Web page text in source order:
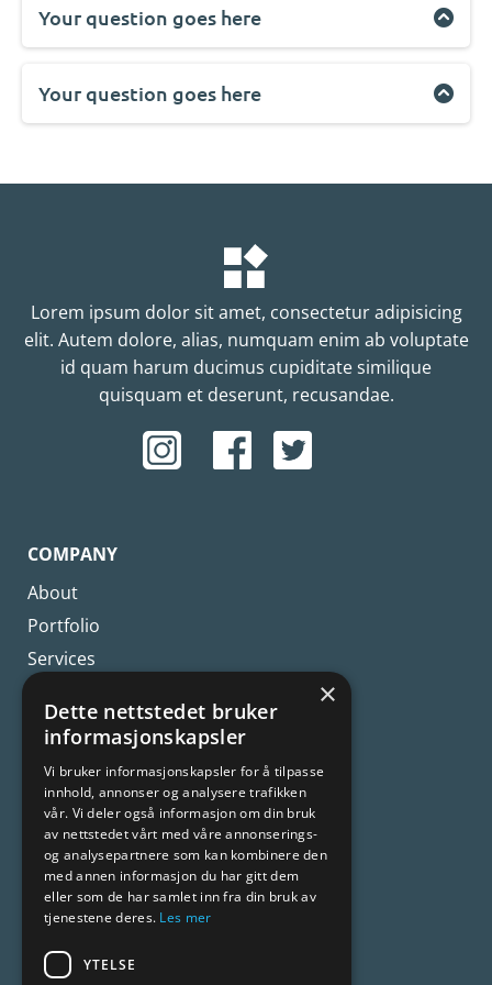
enim ab voluptate id quam harum ducimus
cupiditate similique quisquam et deserunt,
Your question goes here
Lorem ipsum dolor sit amet, consectetur
enim ab voluptate id quam harum ducimus
cupiditate similique quisquam et deserunt,
Your question goes here
Lorem ipsum dolor sit amet, consectetur
cupiditate similique quisquam et deserunt,
Lorem ipsum dolor sit amet, consectetur adipisicing
elit. Autem dolore, alias, numquam enim ab voluptate
id quam harum ducimus cupiditate similique
quisquam et deserunt, recusandae.
COMPANY
About
Portfolio
Services
QUIK LINKS
FAQ
Blog
Terms
Privacy Policy
×
Dette nettstedet bruker
informasjonskapsler
Vi bruker informasjonskapsler for å tilpasse
innhold, annonser og analysere trafikken
vår. Vi deler også informasjon om din bruk
av nettstedet vårt med våre annonserings-
og analysepartnere som kan kombinere den
med annen informasjon du har gitt dem
eller som de har samlet inn fra din bruk av
tjenestene deres. Les mer
YTELSE